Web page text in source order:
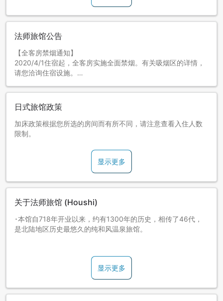
法师旅馆公告
【全客房禁烟通知】
2020/4/1住宿起，全客房实施全面禁烟。有关吸烟区的详情，
请您洽询住宿设施。
日式旅馆政策
加床政策根据您所选的房间而有所不同，请注意查看入住人数
限制。
显示更多
关于法师旅馆 (Houshi)
･本馆自718年开业以来，约有1300年的历史，相传了46代，
是北陆地区历史最悠久的纯和风温泉旅馆。
･在法师住宿，可感受到古典优雅的日本风景。
･在幽静的时光中，泡着纯正的温泉、舒缓旅途的疲劳。
显示更多